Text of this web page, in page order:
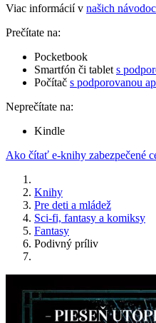
Viac informácií v našich
Prečítate na:
Pocketbook
Smartfón či tablet s
Počítač s podporovanou
Neprečítate na:
Kindle
Ako čítať e-knihy zabezpečené
Knihy
Pre deti a mládež
Sci-fi, fantasy a komiksy
Fantasy
Podivný príliv